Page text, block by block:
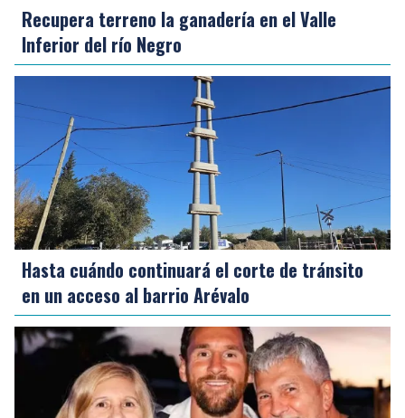
Recupera terreno la ganadería en el Valle
Inferior del río Negro
Hasta cuándo continuará el corte de tránsito
en un acceso al barrio Arévalo